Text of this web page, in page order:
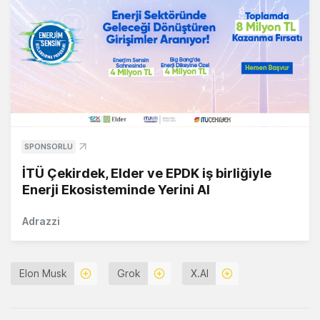
SPONSORLU
İTÜ Çekirdek, Elder ve EPDK iş birliğiyle
Enerji Ekosisteminde Yerini Al
Adrazzi
Elon Musk Grok X.AI